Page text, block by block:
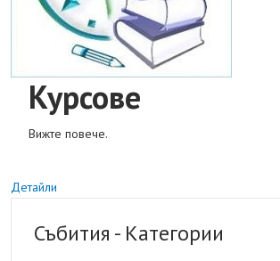
Курсове
Вижте повече.
Детайли
Събития - Категории